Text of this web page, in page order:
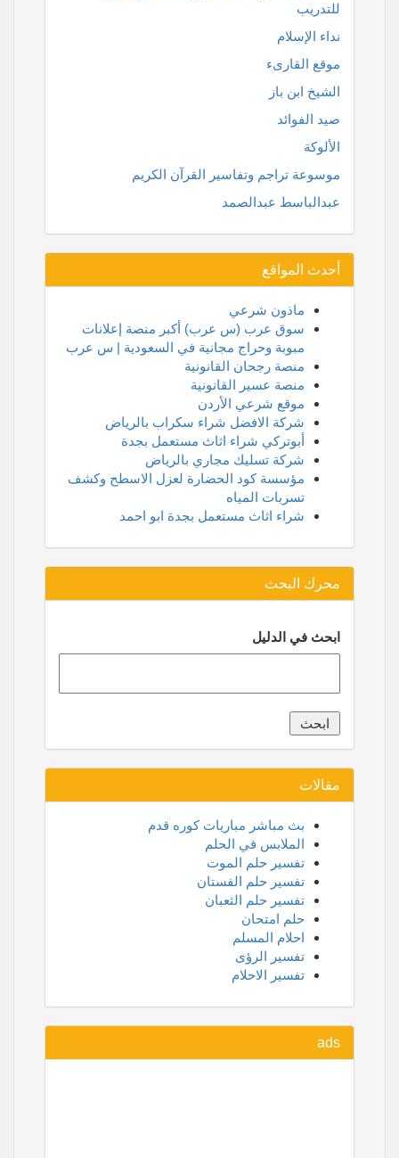
للتدريب
نداء الإسلام
موقع القارىء
الشيخ ابن باز
صيد الفوائد
الألوكة
موسوعة تراجم وتفاسير القرآن الكريم
عبدالباسط عبدالصمد
أحدث المواقع
ماذون شرعي
سوق عرب (س عرب) أكبر منصة إعلانات
مبوبة وحراج مجانية في السعودية | س عرب
منصة رجحان القانونية
منصة عسير القانونية
موقع شرعي الأردن
شركة الافضل شراء سكراب بالرياض
أبوتركي شراء اثاث مستعمل بجدة
شركة تسليك مجاري بالرياض
مؤسسة كود الحضارة لعزل الاسطح وكشف
تسربات المياه
شراء اثاث مستعمل بجدة ابو احمد
محرك البحث
ابحث في الدليل
مقالات
بث مباشر مباريات كوره قدم
الملابس في الحلم
تفسير حلم الموت
تفسير حلم الفستان
تفسير حلم الثعبان
حلم امتحان
احلام المسلم
تفسير الرؤى
تفسير الاحلام
ads